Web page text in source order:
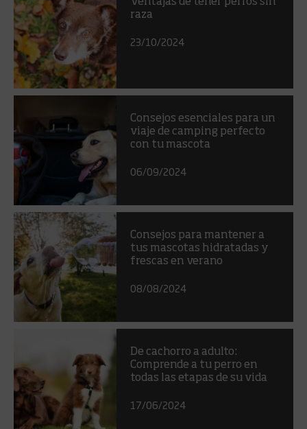
raza
23/10/2024
Consejos esenciales para un
viaje de camping perfecto
con tu mascota
06/09/2024
Consejos para mantener a
tus mascotas hidratadas y
frescas en verano
08/08/2024
De cachorro a adulto:
Comprende a tu perro en
todas las etapas de su vida
17/06/2024